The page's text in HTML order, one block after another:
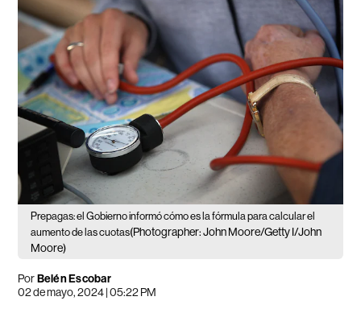
Prepagas: el Gobierno informó cómo es la fórmula para calcular el
aumento de las cuotas(Photographer: John Moore/Getty I/John
Moore)
PorBelén Escobar
02 de mayo, 2024 | 05:22 PM